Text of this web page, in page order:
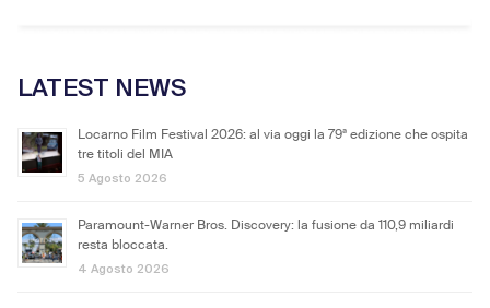
LATEST NEWS
Locarno Film Festival 2026: al via oggi la 79ª edizione che ospita
tre titoli del MIA
5 Agosto 2026
Paramount-Warner Bros. Discovery: la fusione da 110,9 miliardi
resta bloccata.
4 Agosto 2026